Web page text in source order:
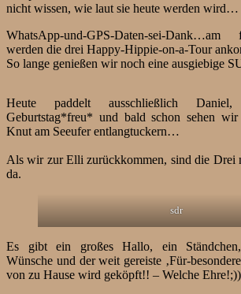
nicht wissen, wie laut sie heute werden wird…
WhatsApp-und-GPS-Daten-sei-
werden die drei Happy-Hippie-on-a-Tour
So lange genießen wir noch eine ausgiebige
Heute paddelt ausschließlich
Geburtstag*freu* und bald schon sehen
Knut am Seeufer entlangtuckern…
Als wir zur Elli zurückkommen, sind die Drei
da.
sdr
Es gibt ein großes Hallo, ein
Wünsche und der weit gereiste ‚Für-
von zu Hause wird geköpft!! – Welche